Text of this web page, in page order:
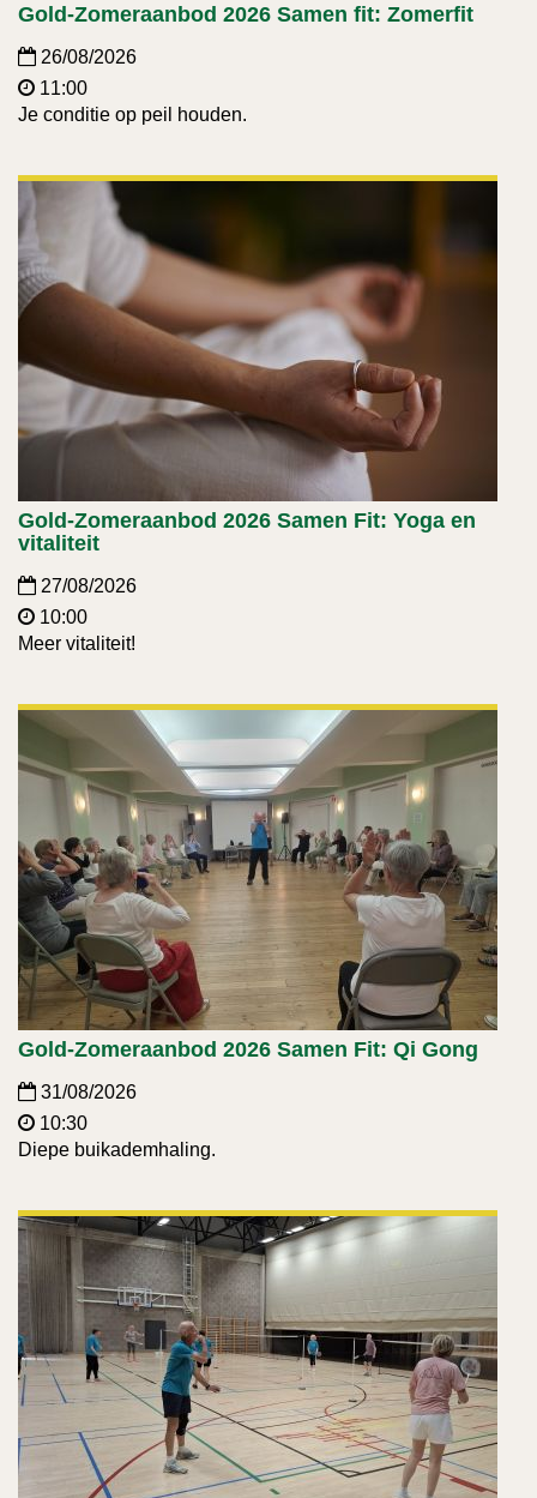
Gold-Zomeraanbod 2026 Samen fit: Zomerfit
26/08/2026
11:00
Je conditie op peil houden.
Gold-Zomeraanbod 2026 Samen Fit: Yoga en
vitaliteit
27/08/2026
10:00
Meer vitaliteit!
Gold-Zomeraanbod 2026 Samen Fit: Qi Gong
31/08/2026
10:30
Diepe buikademhaling.